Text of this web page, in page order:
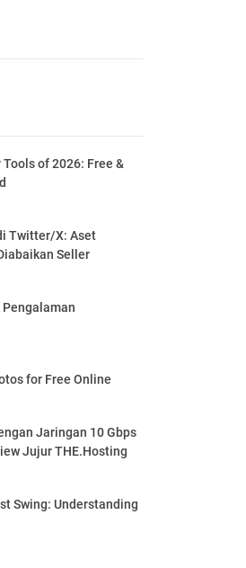
of 2026: Free &
Twitter/X: Aset
Seller
for Free Online
Jaringan 10 Gbps
Jujur THE.Hosting
Swing: Understanding